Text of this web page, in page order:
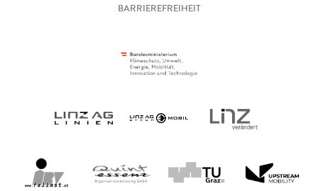
BARRIEREFREIHEIT